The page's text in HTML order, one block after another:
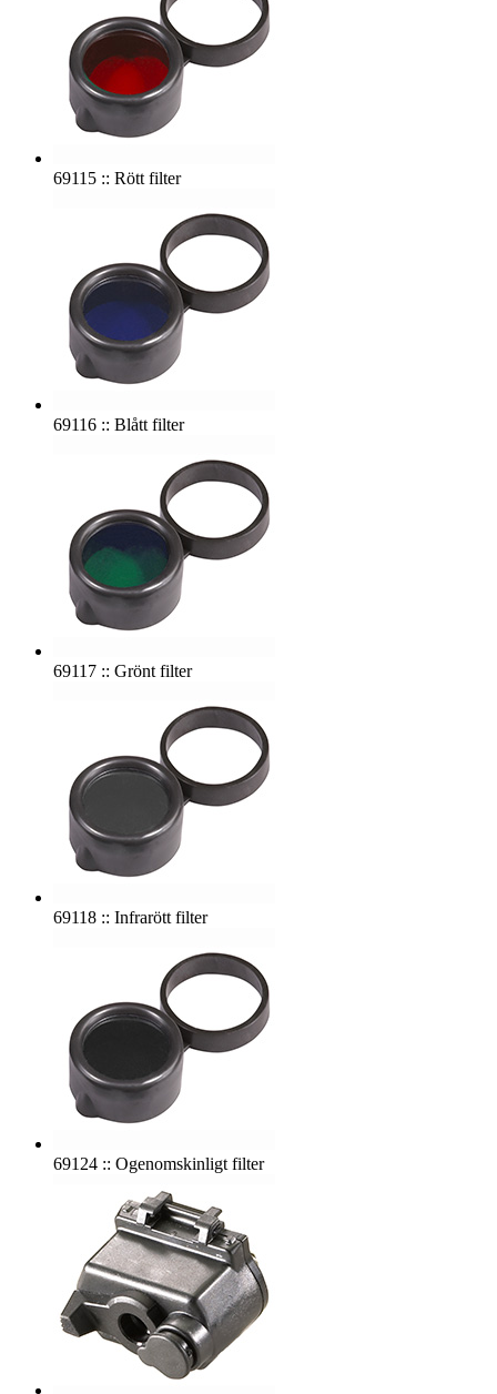
69115 :: Rött filter
69116 :: Blått filter
69117 :: Grönt filter
69118 :: Infrarött filter
69124 :: Ogenomskinligt filter